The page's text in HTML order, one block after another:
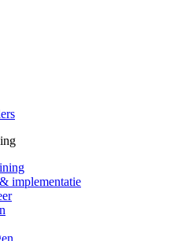
implementatie